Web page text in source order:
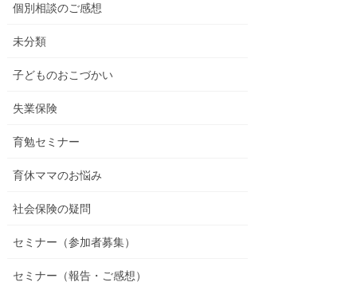
個別相談のご感想
未分類
子どものおこづかい
失業保険
育勉セミナー
育休ママのお悩み
社会保険の疑問
セミナー（参加者募集）
セミナー（報告・ご感想）